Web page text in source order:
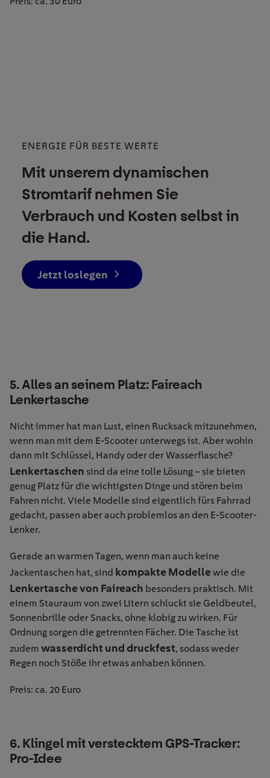
ENERGIE FÜR BESTE WERTE
Mit unserem dynamischen
Stromtarif nehmen Sie
Verbrauch und Kosten selbst in
die Hand.
Jetzt loslegen
5. Alles an seinem Platz: Faireach
Lenkertasche
Nicht immer hat man Lust, einen Rucksack mitzunehmen,
wenn man mit dem E-Scooter unterwegs ist. Aber wohin
dann mit Schlüssel, Handy oder der Wasserflasche?
Lenkertaschen sind da eine tolle Lösung – sie bieten
genug Platz für die wichtigsten Dinge und stören beim
Fahren nicht. Viele Modelle sind eigentlich fürs Fahrrad
gedacht, passen aber auch problemlos an den E-Scooter-
Lenker.
Gerade an warmen Tagen, wenn man auch keine
Jackentaschen hat, sind kompakte Modellewie die
Lenkertasche von Faireach besonders praktisch. Mit
einem Stauraum von zwei Litern schluckt sie Geldbeutel,
Sonnenbrille oder Snacks, ohne klobig zu wirken. Für
Ordnung sorgen die getrennten Fächer. Die Tasche ist
zudem wasserdicht und druckfest, sodass weder
Regen noch Stöße ihr etwas anhaben können.
Preis: ca. 20 Euro
6. Klingel mit verstecktem GPS-Tracker:
Pro-Idee